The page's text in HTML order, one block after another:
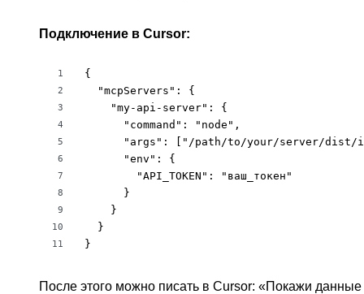
Подключение в Cursor:
1
2
3
4
5
6
7
8
9
10
11
{
  "mcpServers": {
    "my-api-server": {
      "command": "node",
"args": ["/path/to/your/server/dist/
      "env": {
        "API_TOKEN": "ваш_токен"
      }
    }
  }
}
После этого можно писать в Cursor: «Покажи